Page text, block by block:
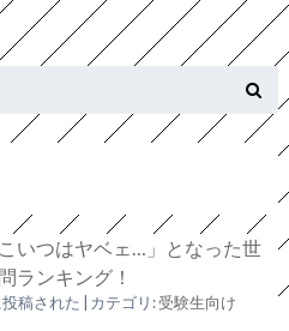
いつはヤベェ…」となった世
ランキング！
投稿された カテゴリ:受験生向け